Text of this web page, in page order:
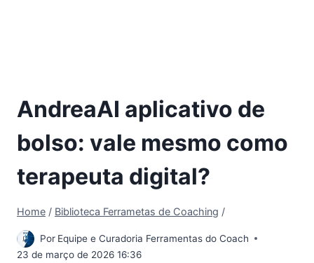
AndreaAI aplicativo de
bolso: vale mesmo como
terapeuta digital?
Home / Biblioteca Ferrametas de Coaching /
Por Equipe e Curadoria Ferramentas do Coach
23 de março de 2026 16:36